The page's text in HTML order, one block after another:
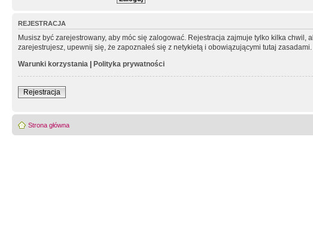
REJESTRACJA
Musisz być zarejestrowany, aby móc się zalogować. Rejestracja zajmuje tylko kilka
zarejestrujesz, upewnij się, że zapoznałeś się z netykietą i obowiązującymi tutaj
Warunki korzystania | Polityka prywatności
Rejestracja
Strona główna